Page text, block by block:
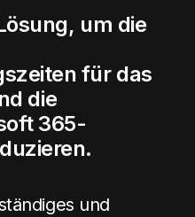
um die
für das
die
365-
.
und